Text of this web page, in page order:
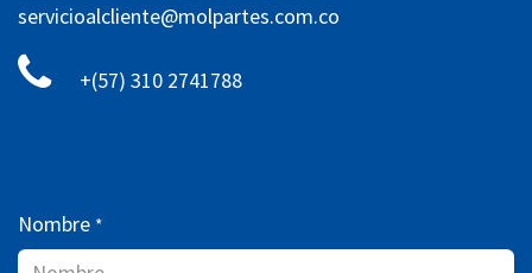
servicioalcliente@molpartes.com.co
+(57) 310 2741788
Nombre *